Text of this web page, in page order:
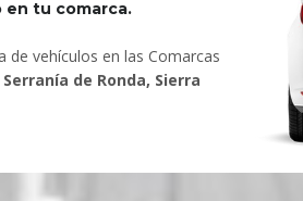
en tu comarca.
vehículos en las Comarcas
de Ronda, Sierra